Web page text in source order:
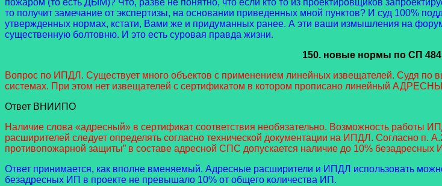
пожаром (то есть ДЫМ)? Что, разве не понятно, что если кто то из проектировщиков
то получит замечание от экспертизы, на основании приведенных мной пунктов? И суд 100%
утвержденных нормах, кстати, Вами же и придуманных ранее. А эти ваши измышления на
существенную болтовню. И это есть суровая правда жизни.
150. новые нормы по СП
Вопрос по ИПДЛ. Существует много объектов с применением линейных извещателей. Судя по
системах. При этом нет извещателей с сертификатом в котором прописано линейный
Ответ ВНИИПО
Наличие слова «адресный» в сертификат соответствия необязательно. Возможность работы
расширителей следует определять согласно технической документации на ИПДЛ. Согласно п.
противопожарной защиты” в составе адресной СПС допускается наличие до 10% безадресных
Ответ принимается, как вполне вменяемый. Адресные расширители и ИПДЛ использовать
безадресных ИП в проекте не превышало 10% от общего количества ИП.